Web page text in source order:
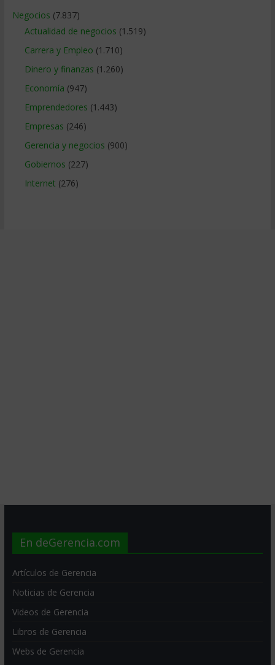
Negocios (7.837)
Actualidad de negocios (1.519)
Carrera y Empleo (1.710)
Dinero y finanzas (1.260)
Economía (947)
Emprendedores (1.443)
Empresas (246)
Gerencia y negocios (900)
Gobiernos (227)
Internet (276)
En deGerencia.com
Artículos de Gerencia
Noticias de Gerencia
Videos de Gerencia
Libros de Gerencia
Webs de Gerencia